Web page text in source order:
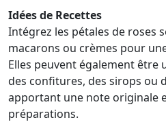
Idées de Recettes
Intégrez les pétales de roses
macarons ou crèmes pour
Elles peuvent également
des confitures, des sirops ou
apportant une note originale
préparations.